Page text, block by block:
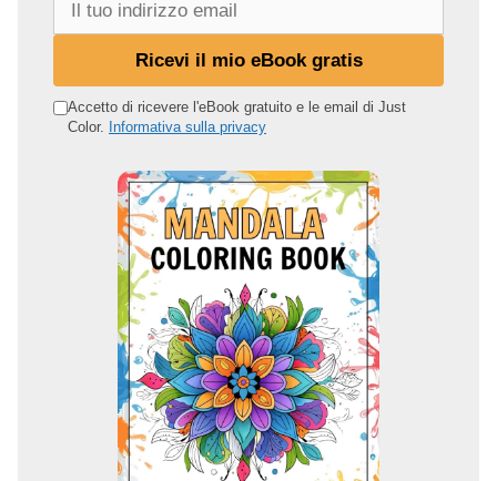
o
Ricevi il mio eBook gratis
Accetto di ricevere l'eBook gratuito e le email di Just
Color. Informativa sulla privacy